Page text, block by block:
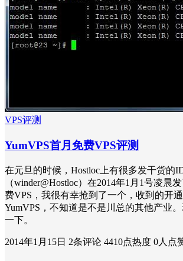
VPS评测
YumVPS首月免费VPS评测
在元旦的时候，Hostloc上有很多发干货的
（winder@Hostloc）在2014年1月1号凌晨
费VPS，我很有幸抢到了一个，收到的开
YumVPS，不知道是不是川总的其他产业
一下。
2014年1月15日 2条评论 4410点热度 0人点